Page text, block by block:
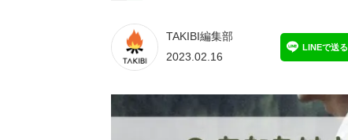
TAKIBI編集部
2023.02.16
LINEで送る